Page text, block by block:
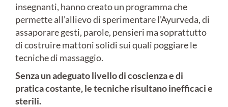
insegnanti, hanno creato un programma che
permette all’allievo di sperimentare l’Ayurveda, di
assaporare gesti, parole, pensieri ma soprattutto
di costruire mattoni solidi sui quali poggiare le
tecniche di massaggio.
Senza un adeguato livello di coscienza e di
pratica costante, le tecniche risultano inefficaci e
sterili.